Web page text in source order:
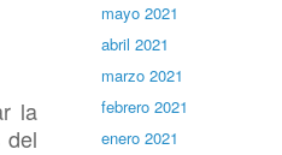
la
del
mayo 2021
abril 2021
marzo 2021
febrero 2021
enero 2021